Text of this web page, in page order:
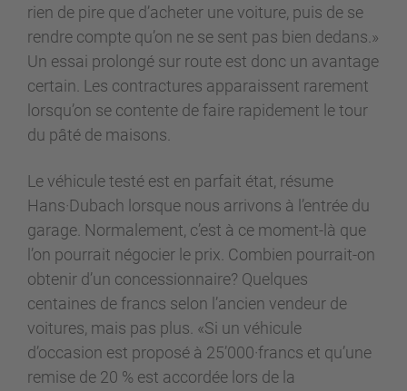
rien de pire que d’acheter une voiture, puis de se
rendre compte qu’on ne se sent pas bien dedans.»
Un essai prolongé sur route est donc un avantage
certain. Les contractures apparaissent rarement
lorsqu’on se contente de faire rapidement le tour
du pâté de maisons.
Le véhicule testé est en parfait état, résume
Hans·Dubach lorsque nous arrivons à l’entrée du
garage. Normalement, c’est à ce moment-là que
l’on pourrait négocier le prix. Combien pourrait-on
obtenir d’un concessionnaire? Quelques
centaines de francs selon l’ancien vendeur de
voitures, mais pas plus. «Si un véhicule
d’occasion est proposé à 25’000·francs et qu’une
remise de 20 % est accordée lors de la